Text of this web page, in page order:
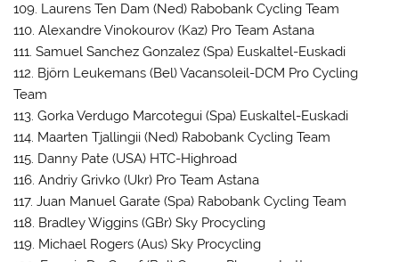
109. Laurens Ten Dam (Ned) Rabobank Cycling Team
110. Alexandre Vinokourov (Kaz) Pro Team Astana
111. Samuel Sanchez Gonzalez (Spa) Euskaltel-Euskadi
112. Björn Leukemans (Bel) Vacansoleil-DCM Pro Cycling
Team
113. Gorka Verdugo Marcotegui (Spa) Euskaltel-Euskadi
114. Maarten Tjallingii (Ned) Rabobank Cycling Team
115. Danny Pate (USA) HTC-Highroad
116. Andriy Grivko (Ukr) Pro Team Astana
117. Juan Manuel Garate (Spa) Rabobank Cycling Team
118. Bradley Wiggins (GBr) Sky Procycling
119. Michael Rogers (Aus) Sky Procycling